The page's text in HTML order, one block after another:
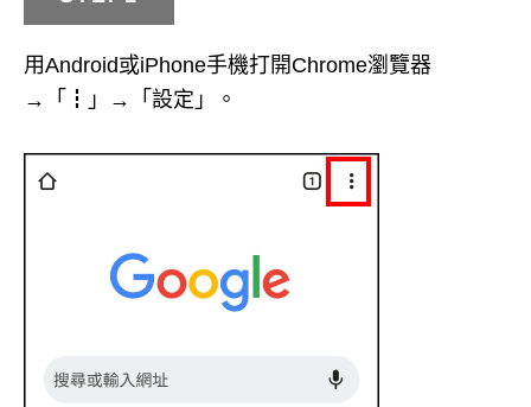
用Android或iPhone手機打開Chrome瀏覽器
→「┇」→「設定」。